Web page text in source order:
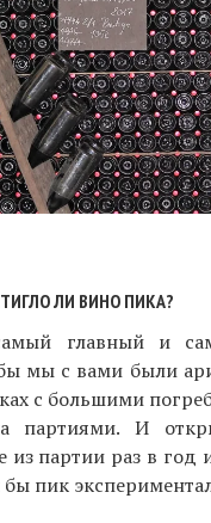
ЛИ ВИНО ПИКА?
главный и
мы с вами были
с большими
партиями. И
из партии раз в год
пик